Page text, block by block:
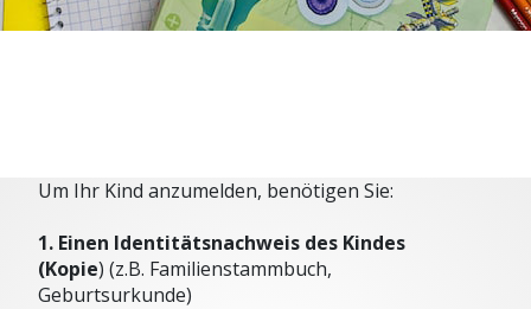
Um Ihr Kind anzumelden, benötigen Sie:
1. Einen Identitätsnachweis des Kindes
(Kopie) (z.B. Familienstammbuch,
Geburtsurkunde)